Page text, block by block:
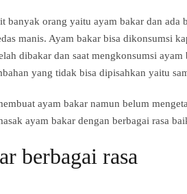
banyak orang yaitu ayam bakar dan ada
manis. Ayam bakar bisa dikonsumsi
dibakar dan saat mengkonsumsi
yang tidak bisa dipisahkan yaitu
ayam bakar namun belum
ayam bakar dengan berbagai rasa
berbagai rasa